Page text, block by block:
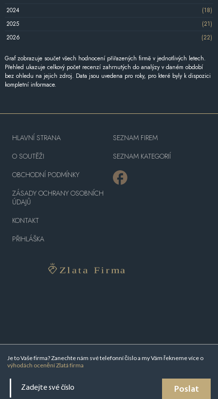
2024
(18)
2025
(21)
2026
(22)
Graf zobrazuje součet všech hodnocení přiřazených firmě v jednotlivých letech.
Přehled ukazuje celkový počet recenzí zahrnutých do analýzy v daném období
bez ohledu na jejich zdroj. Data jsou uvedena pro roky, pro které byly k dispozici
kompletní informace.
Je to Vaše firma? Zanechte nám své telefonní číslo a my Vám řekneme více o
výhodách ocenění Zlatá firma
Poslat
HLAVNÍ STRANA
O SOUTĚŽI
OBCHODNÍ PODMÍNKY
ZÁSADY OCHRANY OSOBNÍCH
ÚDAJŮ
KONTAKT
PŘIHLÁŠKA
SEZNAM FIREM
SEZNAM KATEGORIÍ